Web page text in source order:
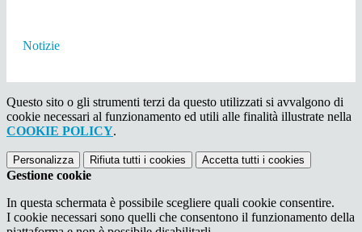
Notizie
Questo sito o gli strumenti terzi da questo utilizzati si avvalgono di
cookie necessari al funzionamento ed utili alle finalità illustrate nella
COOKIE POLICY.
Personalizza Rifiuta tutti i cookies Accetta tutti i cookies
Gestione cookie
In questa schermata è possibile scegliere quali cookie consentire.
I cookie necessari sono quelli che consentono il funzionamento della